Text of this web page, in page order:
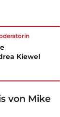
Kiewel
von Mike